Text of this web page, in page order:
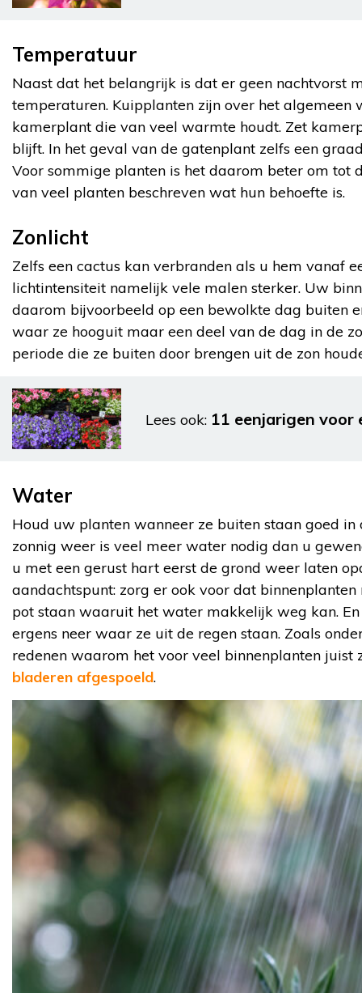
Temperatuur
Naast dat het belangrijk is dat er geen nachtvorst
temperaturen. Kuipplanten zijn over het
kamerplant die van veel warmte houdt. Zet
blijft. In het geval van de gatenplant zelfs een
Voor sommige planten is het daarom beter om tot
van veel planten beschreven wat hun behoefte is.
Zonlicht
Zelfs een cactus kan verbranden als u hem vanaf
lichtintensiteit namelijk vele malen sterker. Uw
daarom bijvoorbeeld op een bewolkte dag buiten
waar ze hooguit maar een deel van de dag in de
periode die ze buiten door brengen uit de zon
Lees ook: 11 eenjarigen voor
Water
Houd uw planten wanneer ze buiten staan goed
zonnig weer is veel meer water nodig dan u
u met een gerust hart eerst de grond weer laten
aandachtspunt: zorg er ook voor dat
pot staan waaruit het water makkelijk weg kan.
ergens neer waar ze uit de regen staan. Zoals
redenen waarom het voor veel binnenplanten
bladeren afgespoeld.